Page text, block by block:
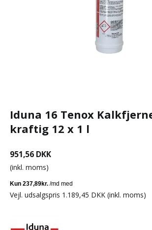
Iduna 16 Tenox
kraftig 12 x 1 l
951,56 DKK
(inkl. moms)
Vejl. udsalgspris 1.189,45 DKK (inkl. moms)